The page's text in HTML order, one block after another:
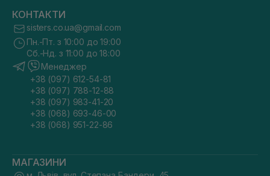
КОНТАКТИ
sisters.co.ua@gmail.com
Пн.-Пт. з 10:00 до 19:00
Сб.-Нд. з 11:00 до 18:00
Менеджер
+38 (097) 612-54-81
+38 (097) 788-12-88
+38 (097) 983-41-20
+38 (068) 693-46-00
+38 (068) 951-22-86
МАГАЗИНИ